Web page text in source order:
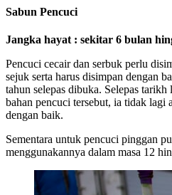
Sabun Pencuci
Jangka hayat : sekitar 6 bulan
Pencuci cecair dan serbuk perlu
sejuk serta harus disimpan dengan
tahun selepas dibuka. Selepas
bahan pencuci tersebut, ia tidak lagi
dengan baik.
Sementara untuk pencuci pinggan
menggunakannya dalam masa 12